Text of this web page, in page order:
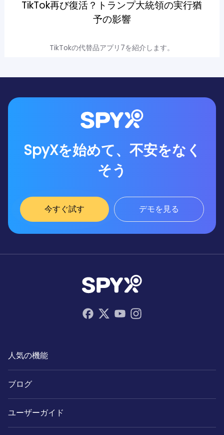
TikTok再び復活？トランプ大統領の実行猶
予の影響
TikTokの代替品アプリ7を紹介します。
SpyXを始めて、不安をなく
そう
今すぐ試す デモを見る
人気の機能
ブログ
ユーザーガイド